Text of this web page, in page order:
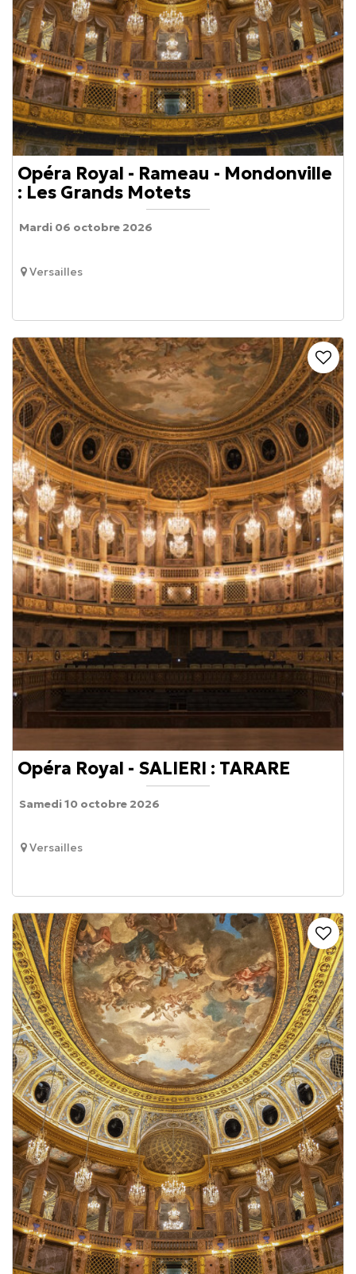
Opéra Royal - Rameau - Mondonville
: Les Grands Motets
Versailles
Mardi 06 octobre 2026
Opéra Royal - SALIERI : TARARE
Versailles
Samedi 10 octobre 2026